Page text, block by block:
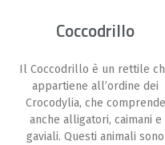
Coccodrillo
Il Coccodrillo è un rettile
appartiene all’ordine dei
Crocodylia, che comprende
anche alligatori, caimani e
gaviali. Questi animali sono